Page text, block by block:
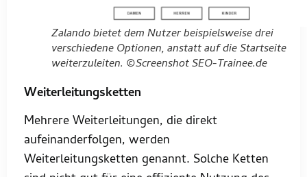
Zalando bietet dem Nutzer beispielsweise drei
verschiedene Optionen, anstatt auf die Startseite
weiterzuleiten. ©Screenshot SEO-Trainee.de
Weiterleitungsketten
Mehrere Weiterleitungen, die direkt
aufeinanderfolgen, werden
Weiterleitungsketten genannt. Solche Ketten